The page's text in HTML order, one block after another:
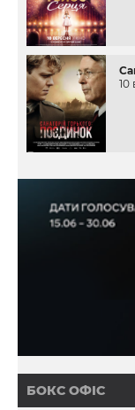
10
БОКС ОФІС